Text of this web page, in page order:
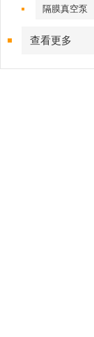
隔膜真空泵
查看更多